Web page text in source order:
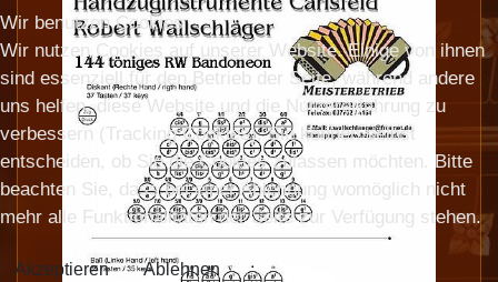
Wir benutzen Cookies
Wir nutzen Cookies auf unserer Website. Einige von ihnen
sind essenziell für den Betrieb der Seite, während andere
uns helfen, diese Website und die Nutzererfahrung zu
verbessern (Tracking Cookies). Sie können selbst
entscheiden, ob Sie die Cookies zulassen möchten. Bitte
beachten Sie, dass bei einer Ablehnung womöglich nicht
mehr alle Funktionalitäten der Seite zur Verfügung stehen.
Akzeptieren Ablehnen